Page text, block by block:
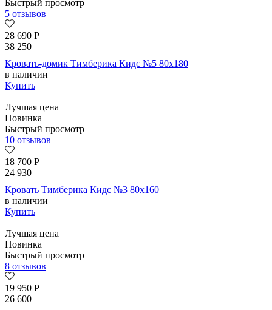
Быстрый просмотр
5 отзывов
28 690 Р
38 250
Кровать-домик Тимберика Кидс №5 80х180
в наличии
Купить
Лучшая цена
Новинка
Быстрый просмотр
10 отзывов
18 700 Р
24 930
Кровать Тимберика Кидс №3 80х160
в наличии
Купить
Лучшая цена
Новинка
Быстрый просмотр
8 отзывов
19 950 Р
26 600